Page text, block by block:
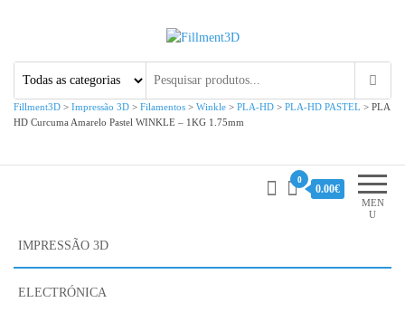
Fillment3D
Fillment3D > Impressão 3D > Filamentos > Winkle > PLA-HD > PLA-HD PASTEL > PLA
HD Curcuma Amarelo Pastel WINKLE – 1KG 1.75mm
MEN
U
0
0.00€
IMPRESSÃO 3D
ELECTRÓNICA